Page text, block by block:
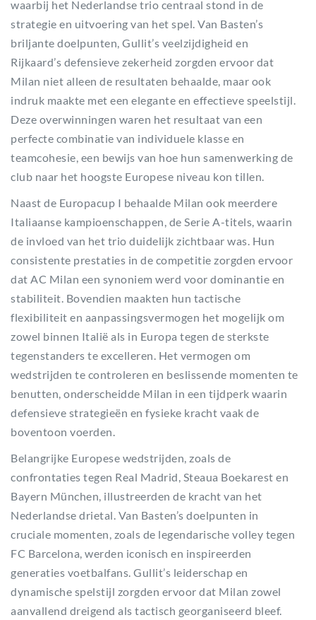
waarbij het Nederlandse trio centraal stond in de
strategie en uitvoering van het spel. Van Basten’s
briljante doelpunten, Gullit’s veelzijdigheid en
Rijkaard’s defensieve zekerheid zorgden ervoor dat
Milan niet alleen de resultaten behaalde, maar ook
indruk maakte met een elegante en effectieve speelstijl.
Deze overwinningen waren het resultaat van een
perfecte combinatie van individuele klasse en
teamcohesie, een bewijs van hoe hun samenwerking de
club naar het hoogste Europese niveau kon tillen.
Naast de Europacup I behaalde Milan ook meerdere
Italiaanse kampioenschappen, de Serie A-titels, waarin
de invloed van het trio duidelijk zichtbaar was. Hun
consistente prestaties in de competitie zorgden ervoor
dat AC Milan een synoniem werd voor dominantie en
stabiliteit. Bovendien maakten hun tactische
flexibiliteit en aanpassingsvermogen het mogelijk om
zowel binnen Italië als in Europa tegen de sterkste
tegenstanders te excelleren. Het vermogen om
wedstrijden te controleren en beslissende momenten te
benutten, onderscheidde Milan in een tijdperk waarin
defensieve strategieën en fysieke kracht vaak de
boventoon voerden.
Belangrijke Europese wedstrijden, zoals de
confrontaties tegen Real Madrid, Steaua Boekarest en
Bayern München, illustreerden de kracht van het
Nederlandse drietal. Van Basten’s doelpunten in
cruciale momenten, zoals de legendarische volley tegen
FC Barcelona, werden iconisch en inspireerden
generaties voetbalfans. Gullit’s leiderschap en
dynamische spelstijl zorgden ervoor dat Milan zowel
aanvallend dreigend als tactisch georganiseerd bleef.